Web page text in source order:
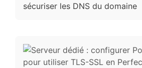
sécuriser les DNS du domaine